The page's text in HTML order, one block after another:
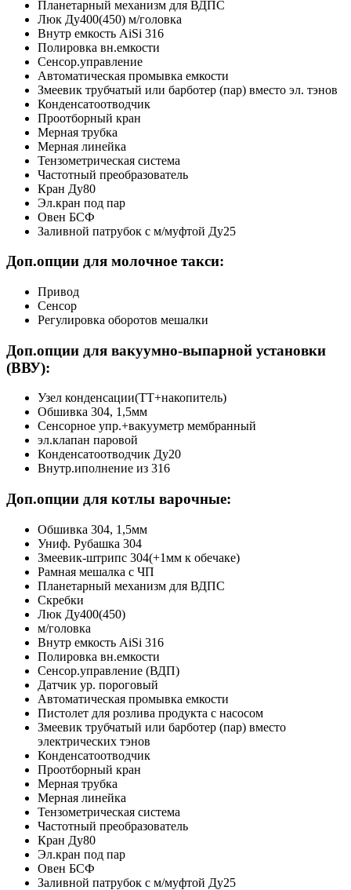
Планетарный механизм для ВДПС
Люк Ду400(450) м/головка
Внутр емкость AiSi 316
Полировка вн.емкости
Сенсор.управление
Автоматическая промывка емкости
Змеевик трубчатый или барботер (пар) вместо эл. тэнов
Конденсатоотводчик
Проотборный кран
Мерная трубка
Мерная линейка
Тензометрическая система
Частотный преобразователь
Кран Ду80
Эл.кран под пар
Овен БСФ
Заливной патрубок с м/муфтой Ду25
Доп.опции для молочное такси:
Привод
Сенсор
Регулировка оборотов мешалки
Доп.опции для вакуумно-выпарной установки
(ВВУ):
Узел конденсации(ТТ+накопитель)
Обшивка 304, 1,5мм
Сенсорное упр.+вакууметр мембранный
эл.клапан паровой
Конденсатоотводчик Ду20
Внутр.иполнение из 316
Доп.опции для котлы варочные:
Обшивка 304, 1,5мм
Униф. Рубашка 304
Змеевик-штрипс 304(+1мм к обечаке)
Рамная мешалка с ЧП
Планетарный механизм для ВДПС
Скребки
Люк Ду400(450)
м/головка
Внутр емкость AiSi 316
Полировка вн.емкости
Сенсор.управление (ВДП)
Датчик ур. пороговый
Автоматическая промывка емкости
Пистолет для розлива продукта с насосом
Змеевик трубчатый или барботер (пар) вместо
электрических тэнов
Конденсатоотводчик
Проотборный кран
Мерная трубка
Мерная линейка
Тензометрическая система
Частотный преобразователь
Кран Ду80
Эл.кран под пар
Овен БСФ
Заливной патрубок с м/муфтой Ду25